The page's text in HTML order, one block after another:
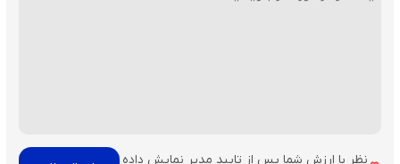
نظر با ارزش شما پس از تایید مدیر نمایش داده